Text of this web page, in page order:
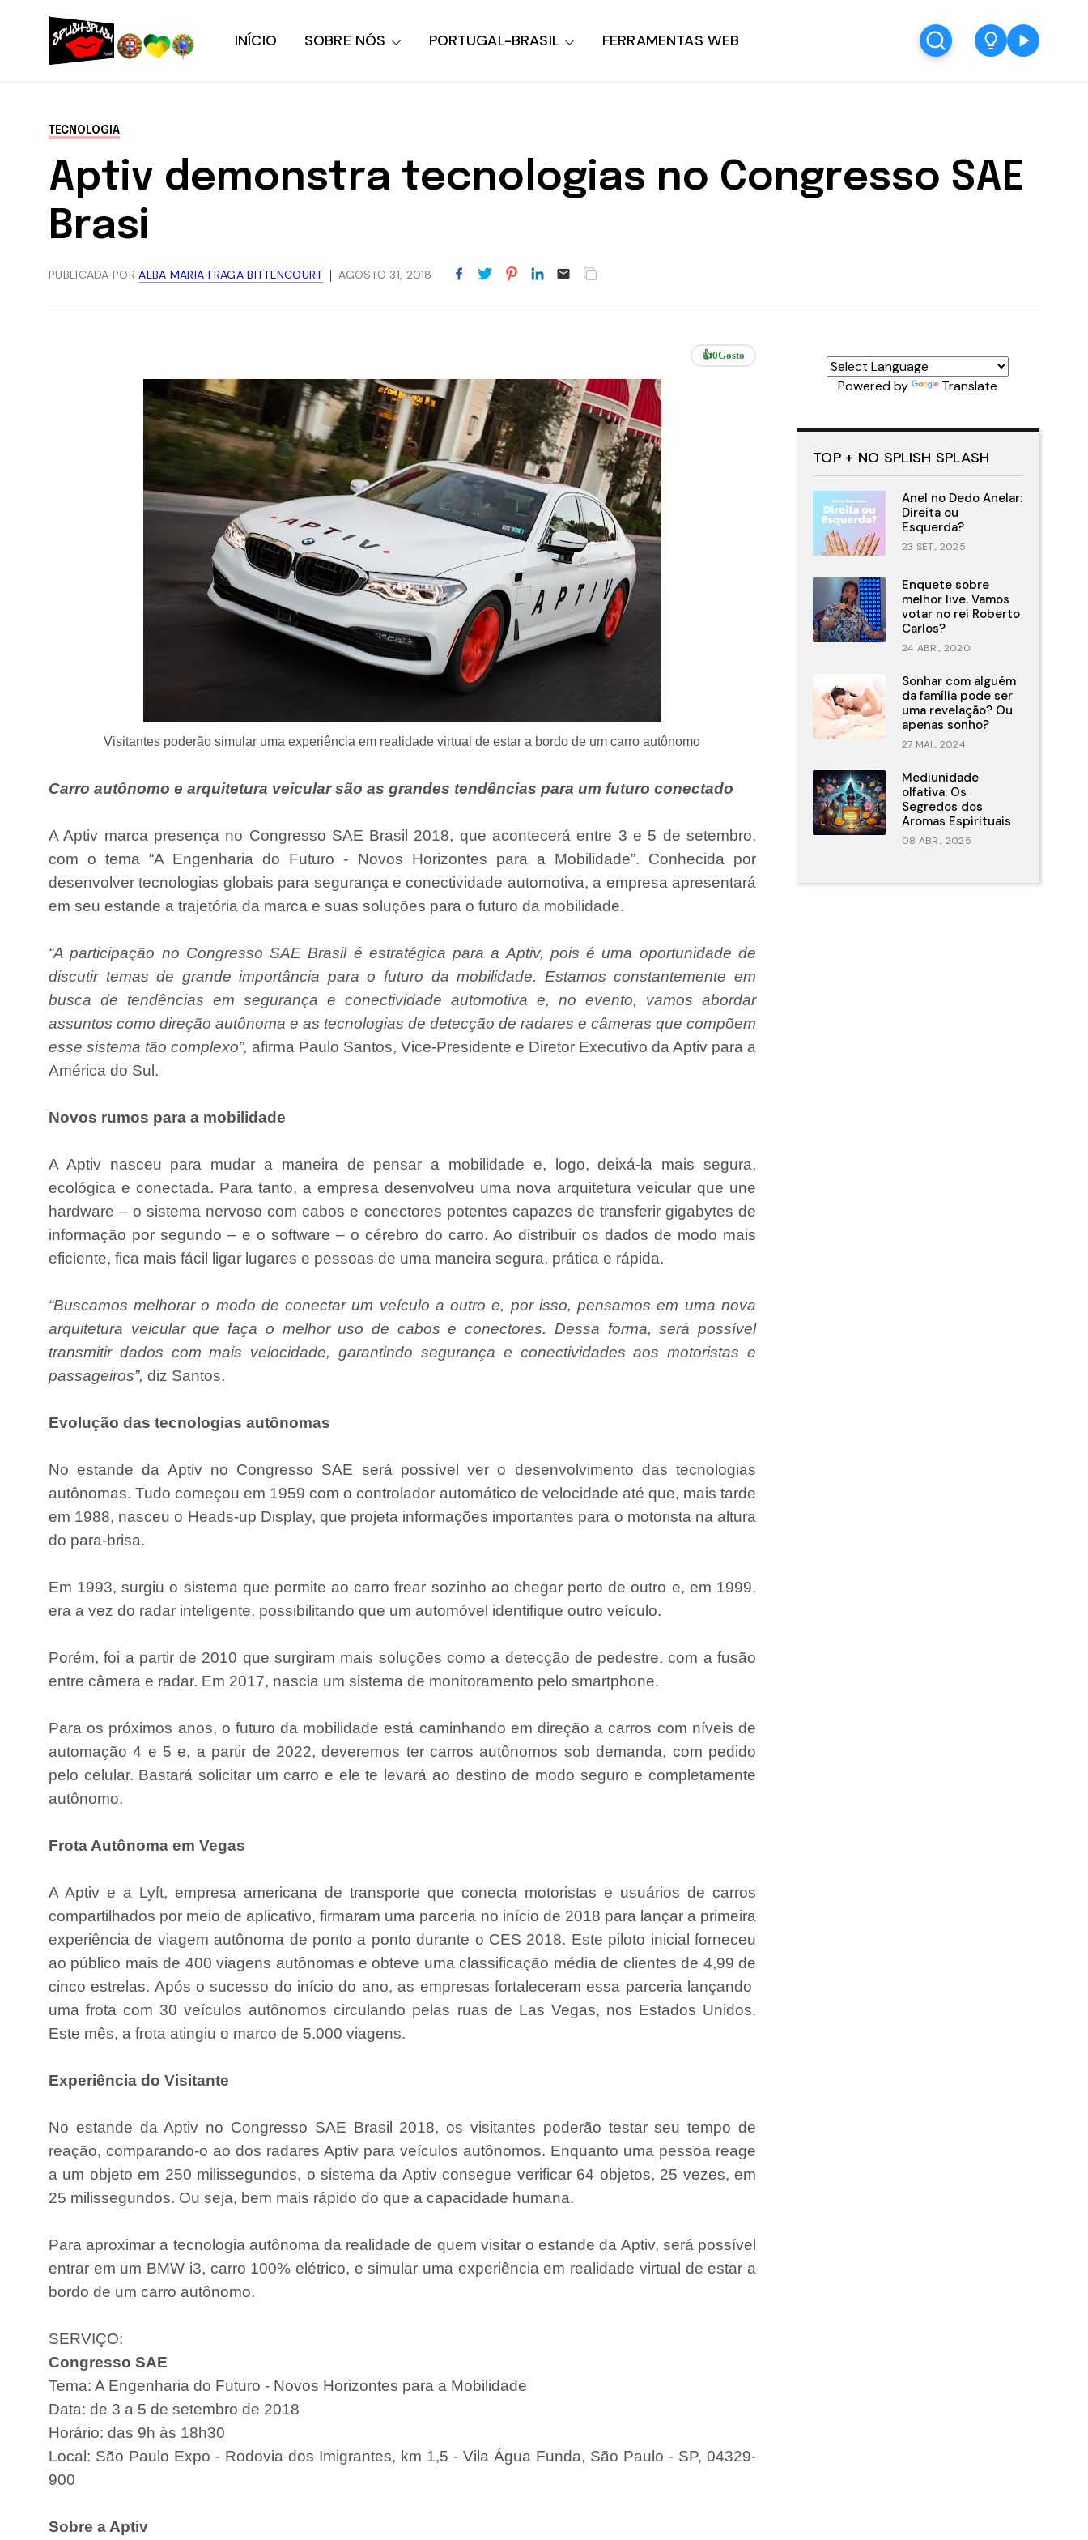
INÍCIO SOBRE NÓS PORTUGAL-BRASIL FERRAMENTAS WEB
TECNOLOGIA
Aptiv demonstra tecnologias no Congresso SAE
Brasi
PUBLICADA PORALBA MARIA FRAGA BITTENCOURT AGOSTO 31, 2018
👍0Gosto
Visitantes poderão simular uma experiência em realidade virtual de estar a bordo de um carro autônomo
Carro autônomo e arquitetura veicular são as grandes tendências para um futuro conectado
A Aptiv marca presença no Congresso SAE Brasil 2018, que acontecerá entre 3 e 5 de setembro,
com o tema “A Engenharia do Futuro - Novos Horizontes para a Mobilidade”. Conhecida por
desenvolver tecnologias globais para segurança e conectividade automotiva, a empresa apresentará
em seu estande a trajetória da marca e suas soluções para o futuro da mobilidade.
“A participação no Congresso SAE Brasil é estratégica para a Aptiv, pois é uma oportunidade de
discutir temas de grande importância para o futuro da mobilidade. Estamos constantemente em
busca de tendências em segurança e conectividade automotiva e, no evento, vamos abordar
assuntos como direção autônoma e as tecnologias de detecção de radares e câmeras que compõem
esse sistema tão complexo”, afirma Paulo Santos, Vice-Presidente e Diretor Executivo da Aptiv para a
América do Sul.
Novos rumos para a mobilidade
A Aptiv nasceu para mudar a maneira de pensar a mobilidade e, logo, deixá-la mais segura,
ecológica e conectada. Para tanto, a empresa desenvolveu uma nova arquitetura veicular que une
hardware – o sistema nervoso com cabos e conectores potentes capazes de transferir gigabytes de
informação por segundo – e o software – o cérebro do carro. Ao distribuir os dados de modo mais
eficiente, fica mais fácil ligar lugares e pessoas de uma maneira segura, prática e rápida.
“Buscamos melhorar o modo de conectar um veículo a outro e, por isso, pensamos em uma nova
arquitetura veicular que faça o melhor uso de cabos e conectores. Dessa forma, será possível
transmitir dados com mais velocidade, garantindo segurança e conectividades aos motoristas e
passageiros”, diz Santos.
Evolução das tecnologias autônomas
No estande da Aptiv no Congresso SAE será possível ver o desenvolvimento das tecnologias
autônomas. Tudo começou em 1959 com o controlador automático de velocidade até que, mais tarde
em 1988, nasceu o Heads-up Display, que projeta informações importantes para o motorista na altura
do para-brisa.
Em 1993, surgiu o sistema que permite ao carro frear sozinho ao chegar perto de outro e, em 1999,
era a vez do radar inteligente, possibilitando que um automóvel identifique outro veículo.
Porém, foi a partir de 2010 que surgiram mais soluções como a detecção de pedestre, com a fusão
entre câmera e radar. Em 2017, nascia um sistema de monitoramento pelo smartphone.
Para os próximos anos, o futuro da mobilidade está caminhando em direção a carros com níveis de
automação 4 e 5 e, a partir de 2022, deveremos ter carros autônomos sob demanda, com pedido
pelo celular. Bastará solicitar um carro e ele te levará ao destino de modo seguro e completamente
autônomo.
Frota Autônoma em Vegas
A Aptiv e a Lyft, empresa americana de transporte que conecta motoristas e usuários de carros
compartilhados por meio de aplicativo, firmaram uma parceria no início de 2018 para lançar a primeira
experiência de viagem autônoma de ponto a ponto durante o CES 2018. Este piloto inicial forneceu
ao público mais de 400 viagens autônomas e obteve uma classificação média de clientes de 4,99 de
cinco estrelas. Após o sucesso do início do ano, as empresas fortaleceram essa parceria lançando
uma frota com 30 veículos autônomos circulando pelas ruas de Las Vegas, nos Estados Unidos.
Este mês, a frota atingiu o marco de 5.000 viagens.
Experiência do Visitante
No estande da Aptiv no Congresso SAE Brasil 2018, os visitantes poderão testar seu tempo de
reação, comparando-o ao dos radares Aptiv para veículos autônomos. Enquanto uma pessoa reage
a um objeto em 250 milissegundos, o sistema da Aptiv consegue verificar 64 objetos, 25 vezes, em
25 milissegundos. Ou seja, bem mais rápido do que a capacidade humana.
Para aproximar a tecnologia autônoma da realidade de quem visitar o estande da Aptiv, será possível
entrar em um BMW i3, carro 100% elétrico, e simular uma experiência em realidade virtual de estar a
bordo de um carro autônomo.
SERVIÇO:
Congresso SAE
Tema: A Engenharia do Futuro - Novos Horizontes para a Mobilidade
Data: de 3 a 5 de setembro de 2018
Horário: das 9h às 18h30
Local: São Paulo Expo - Rodovia dos Imigrantes, km 1,5 - Vila Água Funda, São Paulo - SP, 04329-
900
Sobre a Aptiv
Powered by Translate
TOP + NO SPLISH SPLASH
Anel no Dedo Anelar:
Direita ou
Esquerda?
23 SET., 2025
Enquete sobre
melhor live. Vamos
votar no rei Roberto
Carlos?
24 ABR., 2020
Sonhar com alguém
da família pode ser
uma revelação? Ou
apenas sonho?
27 MAI., 2024
Mediunidade
olfativa: Os
Segredos dos
Aromas Espirituais
08 ABR., 2025